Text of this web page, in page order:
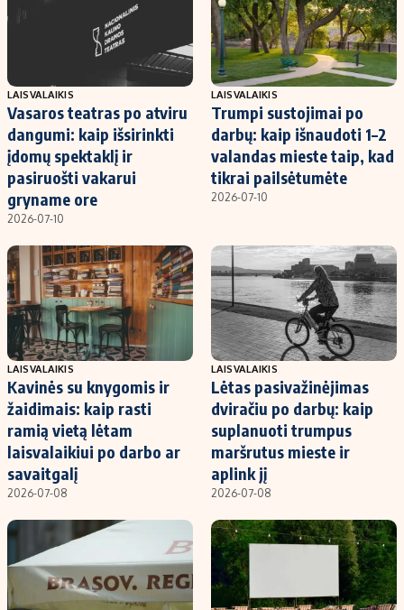
LAISVALAIKIS
Vasaros teatras po atviru
dangumi: kaip išsirinkti
įdomų spektaklį ir
pasiruošti vakarui
gryname ore
2026-07-10
LAISVALAIKIS
Trumpi sustojimai po
darbų: kaip išnaudoti 1–2
valandas mieste taip, kad
tikrai pailsėtumėte
2026-07-10
LAISVALAIKIS
Kavinės su knygomis ir
žaidimais: kaip rasti
ramią vietą lėtam
laisvalaikiui po darbo ar
savaitgalį
2026-07-08
LAISVALAIKIS
Lėtas pasivažinėjimas
dviračiu po darbų: kaip
suplanuoti trumpus
maršrutus mieste ir
aplink jį
2026-07-08